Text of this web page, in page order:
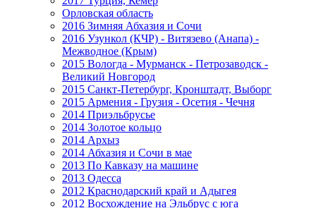
Орловская область
2016 Зимняя Абхазия и Сочи
2016 Узункол (КЧР) - Витязево (Анапа) -
Межводное (Крым)
2015 Вологда - Мурманск - Петрозаводск -
Великий Новгород
2015 Санкт-Петербург, Кронштадт, Выборг
2015 Армения - Грузия - Осетия - Чечня
2014 Приэльбрусье
2014 Золотое кольцо
2014 Архыз
2014 Абхазия и Сочи в мае
2013 По Кавказу на машине
2013 Одесса
2012 Краснодарский край и Адыгея
2012 Восхождение на Эльбрус с юга